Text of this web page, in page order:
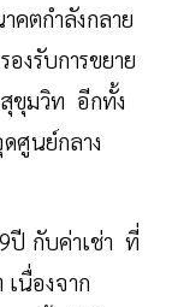
คตกำลังกลาย
งรับการขยาย
ขุมวิท อีกทั้ง
ศูนย์กลาง
ปี กับค่าเช่า ที่
นื่องจาก